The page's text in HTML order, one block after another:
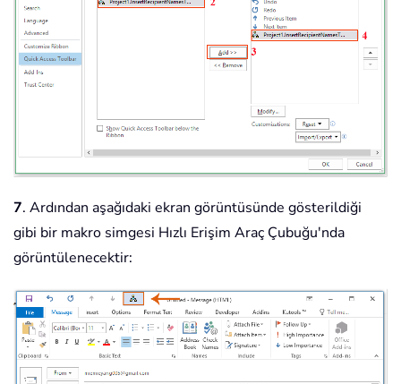
7. Ardından aşağıdaki ekran görüntüsünde gösterildiği
gibi bir makro simgesi Hızlı Erişim Araç Çubuğu'nda
görüntülenecektir: